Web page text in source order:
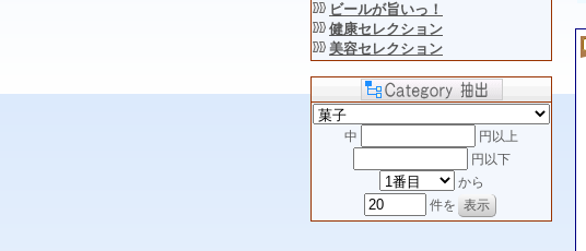
ビールが旨いっ！
健康セレクション
美容セレクション
中
円以上
円以下
から
件を